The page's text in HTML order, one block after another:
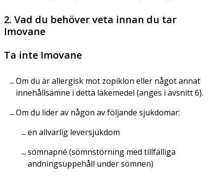
2. Vad du behöver veta innan du tar
Imovane
Ta inte Imovane
Om du är allergisk mot zopiklon eller något annat
innehållsämne i detta läkemedel (anges i avsnitt 6).
Om du lider av någon av följande sjukdomar:
en allvarlig leversjukdom
sömnapné (sömnstörning med tillfälliga
andningsuppehåll under sömnen)